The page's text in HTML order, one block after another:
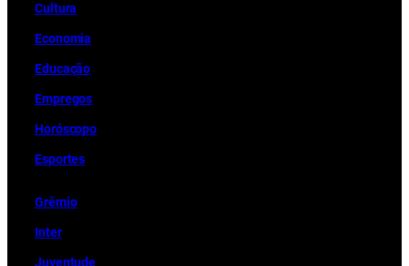
Cultura
Economia
Educação
Empregos
Horóscopo
Esportes
Grêmio
Inter
Juventude